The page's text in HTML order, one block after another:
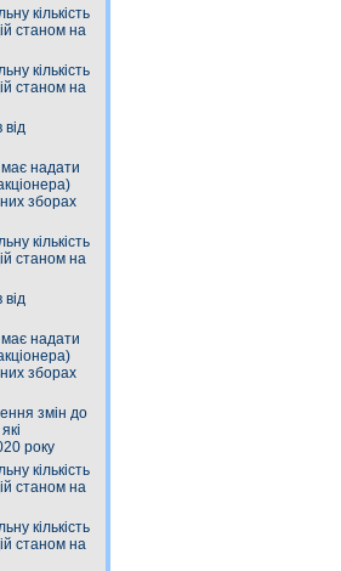
кількість
станом на
кількість
станом на
надати
зборах
кількість
станом на
надати
зборах
змін до
року
кількість
станом на
кількість
станом на